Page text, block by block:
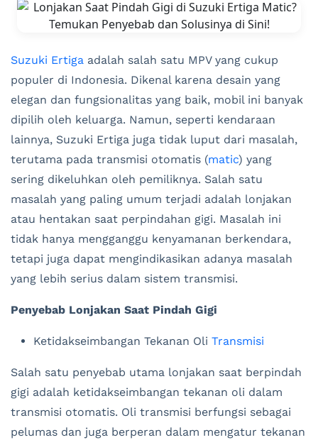
Suzuki Ertiga adalah salah satu MPV yang cukup
populer di Indonesia. Dikenal karena desain yang
elegan dan fungsionalitas yang baik, mobil ini banyak
dipilih oleh keluarga. Namun, seperti kendaraan
lainnya, Suzuki Ertiga juga tidak luput dari masalah,
terutama pada transmisi otomatis (matic) yang
sering dikeluhkan oleh pemiliknya. Salah satu
masalah yang paling umum terjadi adalah lonjakan
atau hentakan saat perpindahan gigi. Masalah ini
tidak hanya mengganggu kenyamanan berkendara,
tetapi juga dapat mengindikasikan adanya masalah
yang lebih serius dalam sistem transmisi.
Penyebab Lonjakan Saat Pindah Gigi
Ketidakseimbangan Tekanan Oli Transmisi
Salah satu penyebab utama lonjakan saat berpindah
gigi adalah ketidakseimbangan tekanan oli dalam
transmisi otomatis. Oli transmisi berfungsi sebagai
pelumas dan juga berperan dalam mengatur tekanan